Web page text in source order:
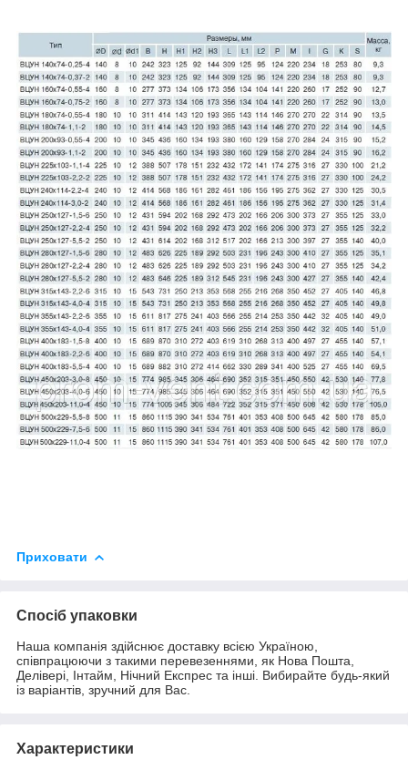
Приховати
Спосіб упаковки
Наша компанія здійснює доставку всією Україною,
співпрацюючи з такими перевезеннями, як Нова Пошта,
Делівері, Інтайм, Нічний Експрес та інші. Вибирайте будь-який
із варіантів, зручний для Вас.
Характеристики